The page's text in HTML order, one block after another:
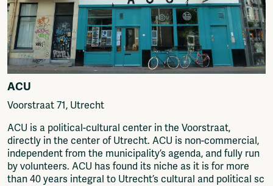
Fragmenta
Vrij Beton
Vrije Ruimte festival
AADE
AA Talks
Ringfeest
AA Academy
Members
Log in to portal
CMS for venues
Media
World
Free spaces
Housing
Media
Squats
If you know of space, organisation, platform.
colelctive that should be added to our network
then please send it to:
info@amsterdamalternative.nl
ACU
Voorstraat 71, Utrecht
ACU is a political-cultural center in the Voorstraat,
directly in the center of Utrecht. ACU is non-commercial,
independent from the municipality’s agenda, and fully run
by volunteers. ACU has found its niche as it is for more
than 40 years integral to Utrecht’s cultural and political sc